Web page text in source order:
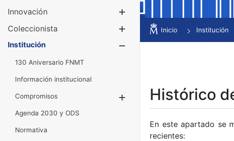
Innovación
Coleccionista
Mostrar/Ocultar
Institución
130 Aniversario FNMT
Información institucional
Compromisos
Mostrar/Ocultar
Agenda 2030 y ODS
Normativa
Inicio Institución
Histórico
En este apartado se
recientes: